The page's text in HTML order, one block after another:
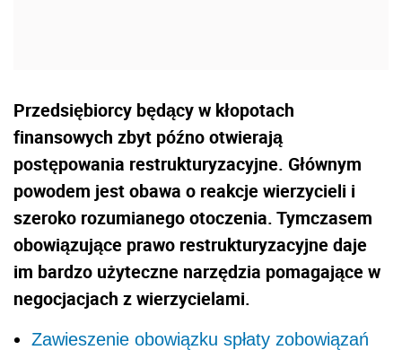
Przedsiębiorcy będący w kłopotach
finansowych zbyt późno otwierają
postępowania restrukturyzacyjne. Głównym
powodem jest obawa o reakcje wierzycieli i
szeroko rozumianego otoczenia. Tymczasem
obowiązujące prawo restrukturyzacyjne daje
im bardzo użyteczne narzędzia pomagające w
negocjacjach z wierzycielami.
Zawieszenie obowiązku spłaty zobowiązań